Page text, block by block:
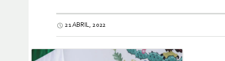
21 ABRIL, 2022